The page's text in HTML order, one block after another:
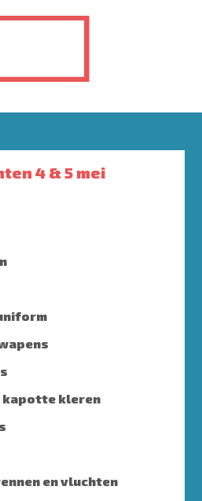
4 & 5 mei
kapotte kleren
en vluchten